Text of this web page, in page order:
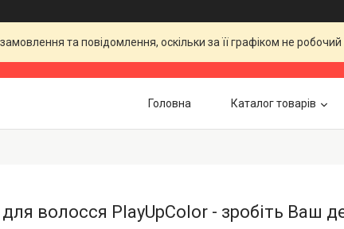
та повідомлення, оскільки за її графіком не
Головна Каталог товарів
волосся PlayUpColor - зробіть Ваш